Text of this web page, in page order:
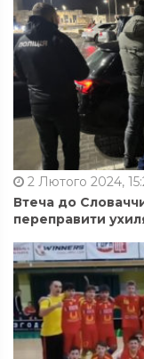
2 Лютого 2024,
Втеча до
переправити